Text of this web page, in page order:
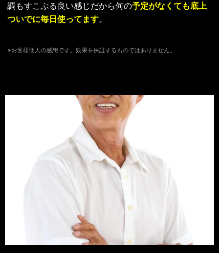
調もすこぶる良い感じだから何の予定がなくても底上
ついでに毎日使ってます。
※お客様個人の感想です。効果を保証するものではありません。